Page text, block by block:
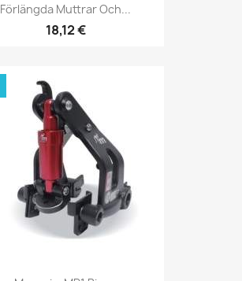
Förlängda Muttrar Och...
18,12 €